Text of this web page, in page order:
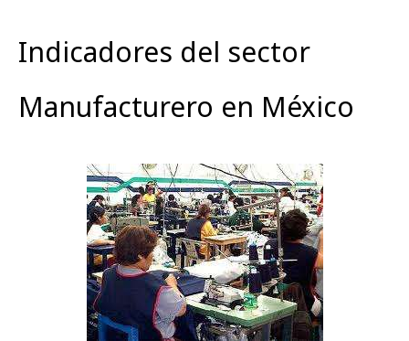
Indicadores del sector
Manufacturero en México